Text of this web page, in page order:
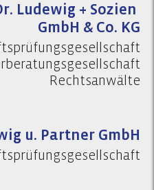
Ludewig + Sozien
GmbH & Co. KG
Rechtsanwälte
u. Partner GmbH